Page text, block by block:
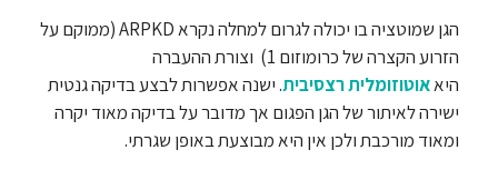
הגן שמוטציה בו יכולה לגרום למחלה נקרא ARPKD (ממוקם על
הזרוע הקצרה של כרומוזום 1) וצורת ההעברה
היאאוטוזומלית רצסיבית. ישנה אפשרות לבצע בדיקה גנטית
ישירה לאיתור של הגן הפגום אך מדובר על בדיקה מאוד יקרה
ומאוד מורכבת ולכן אין היא מבוצעת באופן שגרתי.